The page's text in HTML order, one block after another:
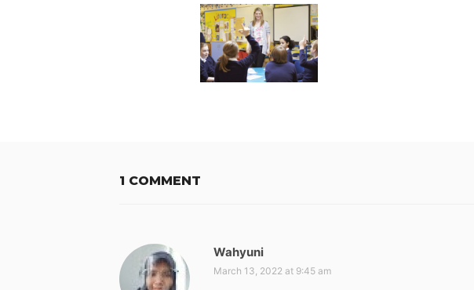
1 COMMENT
Wahyuni
a
March 13, 2022 at 9:45 am